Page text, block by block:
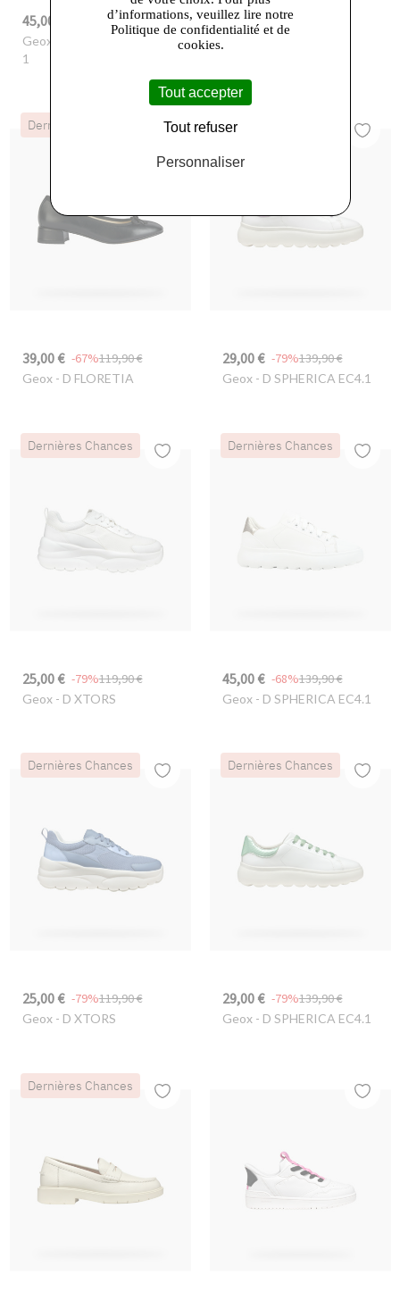
45,00 € 139,90 €
Geox
- D SPHERICA ECUB-
1
25,00 € -79%
Dernières Chances
39,00 € 119,90 €
-67%
Geox- D FLORETIA
Dernières Chances
29,00 € 139,90 €
-79%
Geox- D SPHERICA EC4.1
Dernières Chances
25,00 € 119,90 €
-79%
Geox- D XTORS
Dernières Chances
45,00 € 139,90 €
-68%
Geox- D SPHERICA EC4.1
Dernières Chances
25,00 € 119,90 €
-79%
Geox- D XTORS
Dernières Chances
29,00 € 139,90 €
-79%
Geox- D SPHERICA EC4.1
Dernières Chances
d’informations, veuillez lire notre
Politique de confidentialité et de
cookies.
Tout accepter
Tout refuser
Personnaliser